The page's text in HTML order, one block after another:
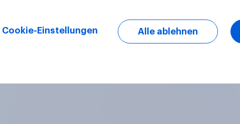
Cookie-Einstellungen Alle ablehnen